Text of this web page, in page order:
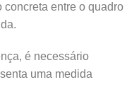
entre o quadro
é necessário
uma medida